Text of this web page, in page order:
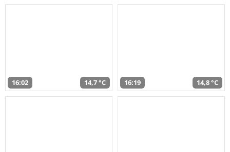
16:02 14,7 °C 16:19 14,8 °C